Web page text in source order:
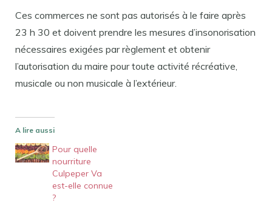
Ces commerces ne sont pas autorisés à le faire après
23 h 30 et doivent prendre les mesures d’insonorisation
nécessaires exigées par règlement et obtenir
l’autorisation du maire pour toute activité récréative,
musicale ou non musicale à l’extérieur.
A lire aussi
Pour quelle
nourriture
Culpeper Va
est-elle connue
?